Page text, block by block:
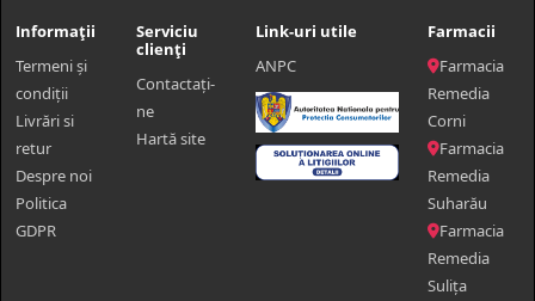
Informații
Termeni și
condiții
Livrări si
retur
Despre noi
Politica
GDPR
Serviciu
clienți
Contactaţi-
ne
Hartă site
Link-uri utile
ANPC
Farmacii
Farmacia
Remedia
Corni
Farmacia
Remedia
Suharău
Farmacia
Remedia
Sulița